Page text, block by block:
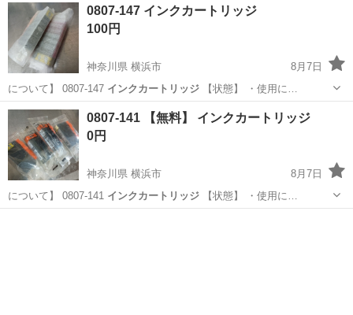
0807-147 インクカートリッジ
100円
神奈川県 横浜市
8月7日
について】 0807-147 インクカートリッジ 【状態】 ・使用に…
神奈川 横浜市 インクカートリッジ
0807-141 【無料】 インクカートリッジ
0円
神奈川県 横浜市
8月7日
について】 0807-141 インクカートリッジ 【状態】 ・使用に…